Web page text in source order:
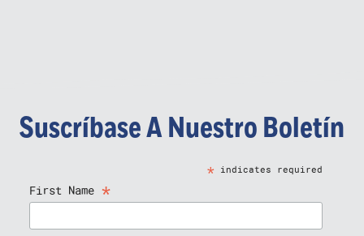
Suscríbase A Nuestro Boletín
*indicates required
First Name *